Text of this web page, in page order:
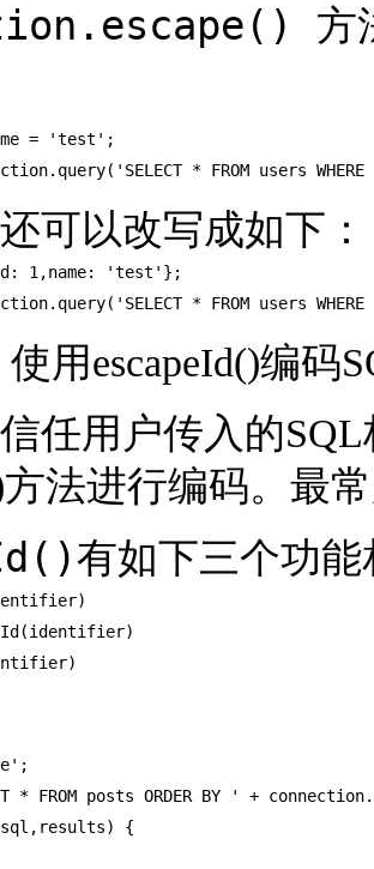
方
= 'test';
* FROM users
可以改写成如下：
1,name: 'test'};
* FROM users
用escapeId()编码
任用户传入的
方法进行编码。最
有如下三个功
* FROM posts ORDER BY ' +
{